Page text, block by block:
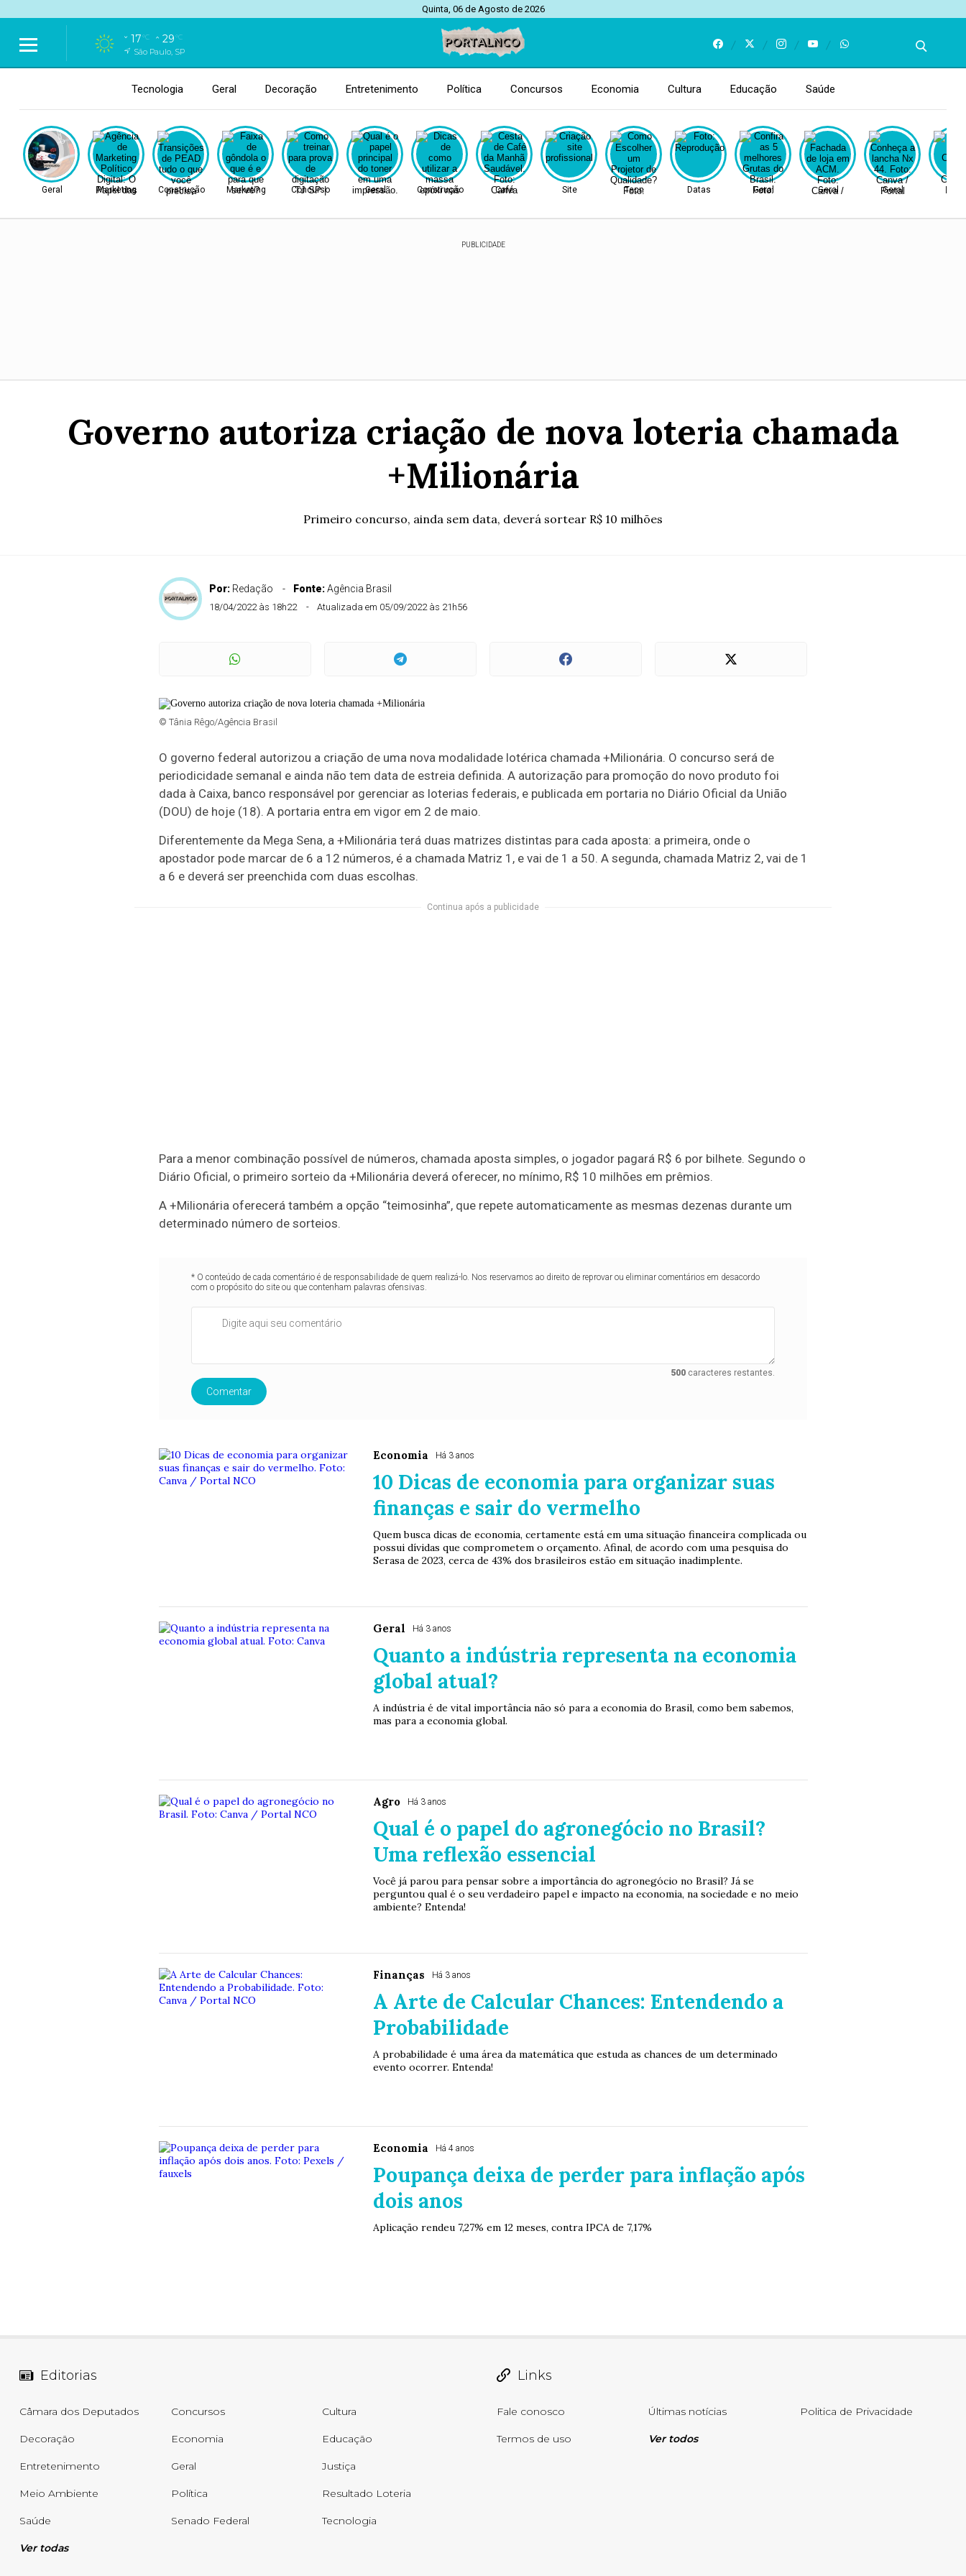
Quinta, 06 de Agosto de 2026
17°C 29°C
São Paulo, SP
Tecnologia Geral Decoração Entretenimento Política Concursos Economia Cultura Educação Saúde
Geral Marketing Construção Marketing Concurso Geral Construção Café Site Tecn Datas Geral Geral Geral
PUBLICIDADE
Governo autoriza criação de nova loteria chamada
+Milionária
Primeiro concurso, ainda sem data, deverá sortear R$ 10 milhões
Por: Redação Fonte:Agência Brasil
18/04/2022 às 18h22 Atualizada em 05/09/2022 às 21h56
© Tânia Rêgo/Agência Brasil
O governo federal autorizou a criação de uma nova modalidade lotérica chamada +Milionária. O concurso será de
periodicidade semanal e ainda não tem data de estreia definida. A autorização para promoção do novo produto foi
dada à Caixa, banco responsável por gerenciar as loterias federais, e publicada em portaria no Diário Oficial da União
(DOU) de hoje (18). A portaria entra em vigor em 2 de maio.
Diferentemente da Mega Sena, a +Milionária terá duas matrizes distintas para cada aposta: a primeira, onde o
apostador pode marcar de 6 a 12 números, é a chamada Matriz 1, e vai de 1 a 50. A segunda, chamada Matriz 2, vai de 1
a 6 e deverá ser preenchida com duas escolhas.
Continua após a publicidade
Para a menor combinação possível de números, chamada aposta simples, o jogador pagará R$ 6 por bilhete. Segundo o
Diário Oficial, o primeiro sorteio da +Milionária deverá oferecer, no mínimo, R$ 10 milhões em prêmios.
A +Milionária oferecerá também a opção “teimosinha”, que repete automaticamente as mesmas dezenas durante um
determinado número de sorteios.
* O conteúdo de cada comentário é de responsabilidade de quem realizá-lo. Nos reservamos ao direito de reprovar ou eliminar comentários em desacordo
com o propósito do site ou que contenham palavras ofensivas.
500 caracteres restantes.
Comentar
Economia Há 3 anos
10 Dicas de economia para organizar suas
finanças e sair do vermelho
Quem busca dicas de economia, certamente está em uma situação financeira complicada ou
possui dívidas que comprometem o orçamento. Afinal, de acordo com uma pesquisa do
Serasa de 2023, cerca de 43% dos brasileiros estão em situação inadimplente.
Geral Há 3 anos
Quanto a indústria representa na economia
global atual?
A indústria é de vital importância não só para a economia do Brasil, como bem sabemos,
mas para a economia global.
Agro Há 3 anos
Qual é o papel do agronegócio no Brasil?
Uma reflexão essencial
Você já parou para pensar sobre a importância do agronegócio no Brasil? Já se
perguntou qual é o seu verdadeiro papel e impacto na economia, na sociedade e no meio
ambiente? Entenda!
Finanças Há 3 anos
A Arte de Calcular Chances: Entendendo a
Probabilidade
A probabilidade é uma área da matemática que estuda as chances de um determinado
evento ocorrer. Entenda!
Economia Há 4 anos
Poupança deixa de perder para inflação após
dois anos
Aplicação rendeu 7,27% em 12 meses, contra IPCA de 7,17%
Editorias
Câmara dos Deputados Concursos Cultura
Decoração Economia Educação
Entretenimento Geral Justiça
Meio Ambiente Política Resultado Loteria
Saúde Senado Federal Tecnologia
Ver todas
Links
Fale conosco Últimas notícias Politica de Privacidade
Termos de uso Ver todos